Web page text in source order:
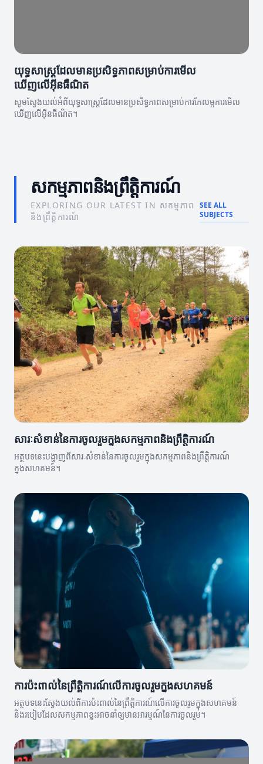
យុទ្ធសាស្ត្រដែលមានប្រសិទ្ធភាពសម្រាប់ការមើល
ឃើញលើអ៊ីនធឺណិត
សូមស្វែងយល់អំពីយុទ្ធសាស្ត្រដែលមានប្រសិទ្ធភាពសម្រាប់ការកែលម្អការមើល
ឃើញលើអ៊ីនធឺណិត។
សកម្មភាពនិងព្រឹត្តិការណ៍
EXPLORING OUR LATEST IN សកម្មភាព
និងព្រឹត្តិការណ៍
SEE ALL
SUBJECTS
សារៈសំខាន់នៃការចូលរួមក្នុងសកម្មភាពនិងព្រឹត្តិការណ៍
អត្ថបទនេះបង្ហាញពីសារៈសំខាន់នៃការចូលរួមក្នុងសកម្មភាពនិងព្រឹត្តិការណ៍
ក្នុងសហគមន៍។
ការប៉ះពាល់នៃព្រឹត្តិការណ៍លើការចូលរួមក្នុងសហគមន៍
អត្ថបទនេះស្វែងយល់ពីការប៉ះពាល់នៃព្រឹត្តិការណ៍លើការចូលរួមក្នុងសហគមន៍
និងរបៀបដែលសកម្មភាពខ្លះអាចនាំឲ្យមានអារម្មណ៍នៃការចូលរួម។